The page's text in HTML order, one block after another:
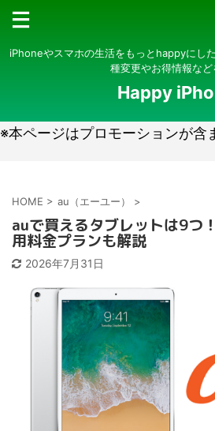
iPhoneやスマホの生活をもっとhappyにし
種変更やお得情報など
Happy
※本ページはプロモーションが含
HOME > au（エーユー） >
auで買えるタブレットは9つ
用料金プランも解説
2026年7月31日